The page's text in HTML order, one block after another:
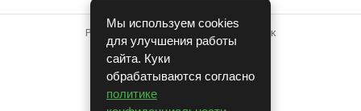
Работает на системе для авторазборок
CARRO.БИЗНЕС
Полная версия
© COPYRIGHT 2026 г.
Мы используем cookies
для улучшения работы
сайта. Куки
обрабатываются согласно
политике